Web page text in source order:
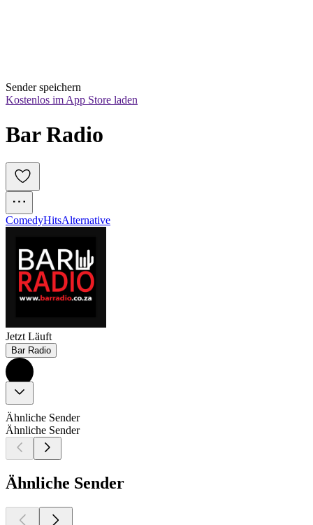
Sender speichern
Kostenlos im App Store laden
Bar Radio
ComedyHitsAlternative
Jetzt Läuft
Bar Radio
Ähnliche Sender
Ähnliche Sender
Ähnliche Sender